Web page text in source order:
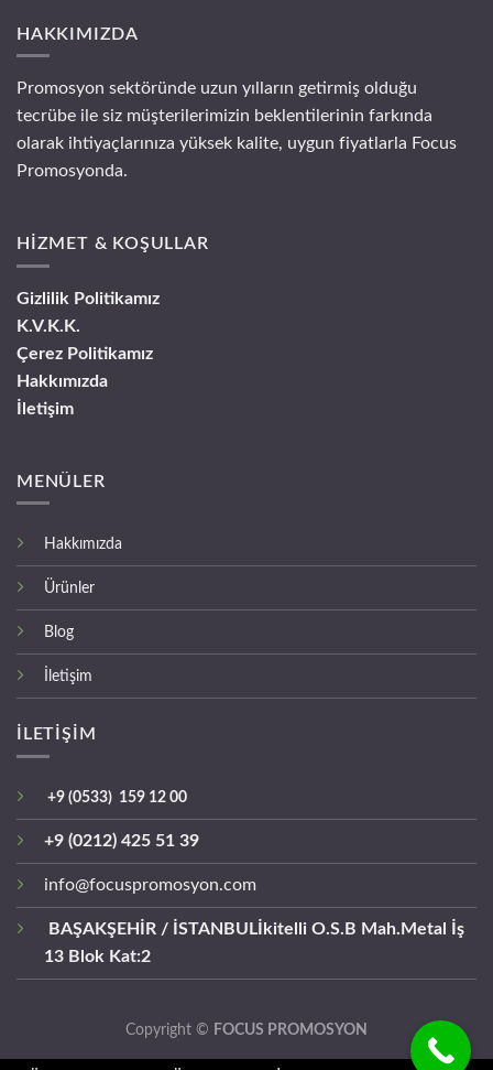
HAKKIMIZDA
Promosyon sektöründe uzun yılların getirmiş olduğu
tecrübe ile siz müşterilerimizin beklentilerinin farkında
olarak ihtiyaçlarınıza yüksek kalite, uygun fiyatlarla Focus
Promosyonda.
HİZMET & KOŞULLAR
Gizlilik Politikamız
K.V.K.K.
Çerez Politikamız
Hakkımızda
İletişim
MENÜLER
Hakkımızda
Ürünler
Blog
İletişim
İLETİŞİM
+9 (0533) 159 12 00
+9 (0212) 425 51 39
info@focuspromosyon.com
BAŞAKŞEHİR / İSTANBUL İkitelli O.S.B Mah.Metal İş
13 Blok Kat:2
Copyright © FOCUS PROMOSYON